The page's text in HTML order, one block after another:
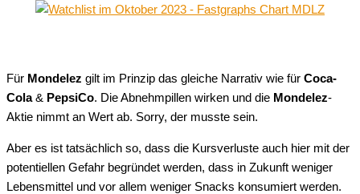
Für Mondelez gilt im Prinzip das gleiche Narrativ wie für Coca-
Cola& PepsiCo. Die Abnehmpillen wirken und die Mondelez-
Aktie nimmt an Wert ab. Sorry, der musste sein.
Aber es ist tatsächlich so, dass die Kursverluste auch hier mit der
potentiellen Gefahr begründet werden, dass in Zukunft weniger
Lebensmittel und vor allem weniger Snacks konsumiert werden.